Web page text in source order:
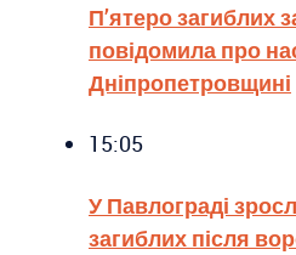
П’ятеро загиблих
повідомила про
Дніпропетровщині
15:05
У Павлограді
загиблих після